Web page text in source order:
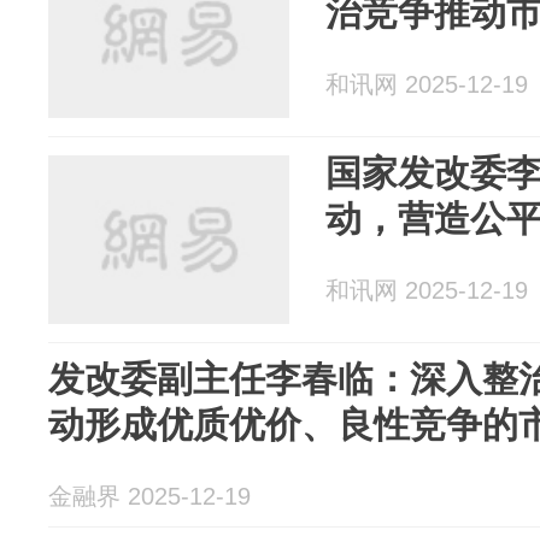
治竞争推动
和讯网 2025-12-19
国家发改委
动，营造公
和讯网 2025-12-19
发改委副主任李春临：深入整
动形成优质优价、良性竞争的
金融界 2025-12-19